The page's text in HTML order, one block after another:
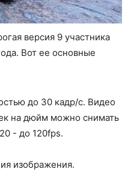
версия 9 участника
Вот ее основные
до 30 кадр/с. Видео
на дюйм можно снимать
- до 120fps.
изображения.